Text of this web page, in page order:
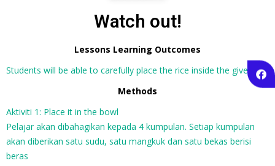
Watch out!
Lessons Learning Outcomes
Students will be able to carefully place the rice inside the given
Methods
Aktiviti 1: Place it in the bowl
Pelajar akan dibahagikan kepada 4 kumpulan. Setiap kumpulan
akan diberikan satu sudu, satu mangkuk dan satu bekas berisi
beras